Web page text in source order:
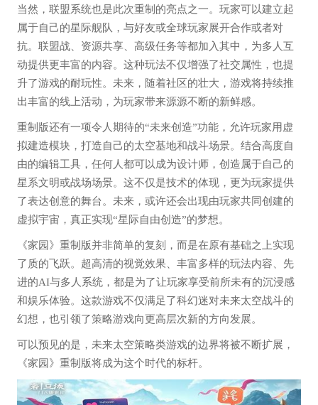
当然，联盟系统也是此次重制的亮点之一。玩家可以建立起
属于自己的星际舰队，与好友或全球玩家展开合作或者对
抗。联盟战、资源共享、高级任务等都加入其中，为多人互
动提供更丰富的内容。这种玩法不仅增强了社交属性，也提
升了游戏的耐玩性。未来，随着社区的壮大，游戏将持续推
出丰富的线上活动，为玩家带来源源不断的新鲜感。
重制版还有一项令人期待的“未来创造”功能，允许玩家用虚
拟建造模块，打造自己的太空基地和战斗场景。结合高度自
由的编辑工具，任何人都可以成为设计师，创造属于自己的
星系文明或战场场景。这不仅是技术的体现，更为玩家提供
了表达创意的舞台。未来，或许还会出现由玩家共同创建的
虚拟宇宙，真正实现“星际自由创造”的梦想。
《家园》重制版并非简单的复刻，而是在原有基础之上实现
了质的飞跃。超高清的视觉效果、丰富多样的玩法内容、先
进的AI与多人系统，都是为了让玩家享受前所未有的沉浸感
和娱乐体验。这款游戏不仅满足了科幻迷对未来太空战斗的
幻想，也引领了策略游戏向更高层次新的方向发展。
可以预见的是，未来太空策略类游戏的边界将被不断扩展，
《家园》重制版将成为这个时代的标杆。